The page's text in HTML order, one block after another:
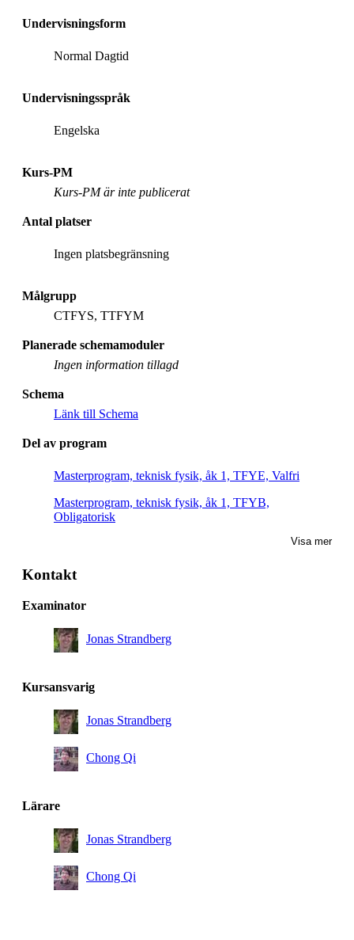
Undervisningsform
Normal Dagtid
Undervisningsspråk
Engelska
Kurs-PM
Kurs-PM är inte publicerat
Antal platser
Ingen platsbegränsning
Målgrupp
CTFYS, TTFYM
Planerade schemamoduler
Ingen information tillagd
Schema
Länk till Schema
Del av program
Masterprogram, teknisk fysik, åk 1, TFYE, Valfri
Masterprogram, teknisk fysik, åk 1, TFYB,
Obligatorisk
Visa mer
Kontakt
Examinator
Jonas Strandberg
Kursansvarig
Jonas Strandberg
Chong Qi
Lärare
Jonas Strandberg
Chong Qi